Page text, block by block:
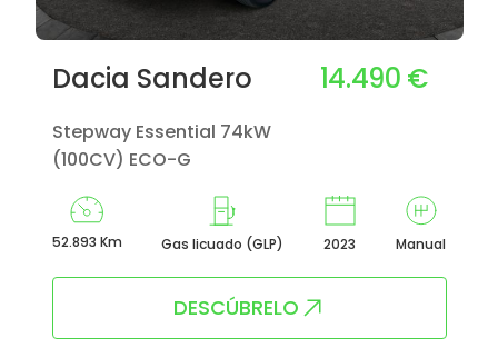
Dacia Sandero
Stepway Essential 74kW
(100CV) ECO-G
14.490 €
52.893 Km Gas licuado (GLP) 2023 Manual
DESCÚBRELO